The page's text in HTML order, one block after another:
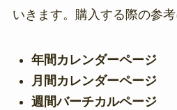
いきます。購入する際の参考
年間カレンダーページ
月間カレンダーページ
週間バーチカルページ